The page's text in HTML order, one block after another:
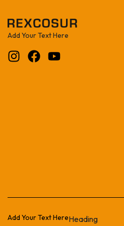
Add Your Text Here
Add Your Text HereHeading